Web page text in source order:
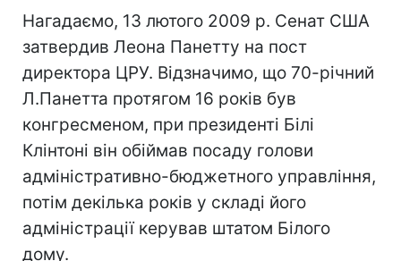
Нагадаємо, 13 лютого 2009 р. Сенат США
затвердив Леона Панетту на пост
директора ЦРУ. Відзначимо, що 70-річний
Л.Панетта протягом 16 років був
конгресменом, при президенті Білі
Клінтоні він обіймав посаду голови
адміністративно-бюджетного управління,
потім декілька років у складі його
адміністрації керував штатом Білого
дому.